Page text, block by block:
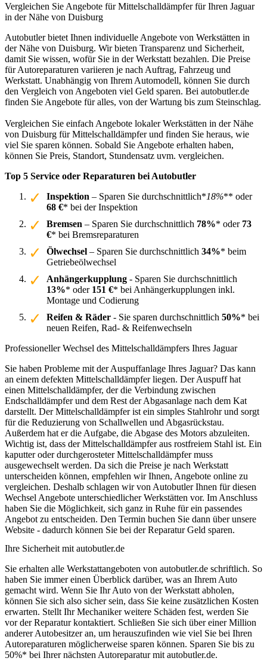
Vergleichen Sie Angebote für Mittelschalldämpfer für Ihren Jaguar
in der Nähe von Duisburg
Autobutler bietet Ihnen individuelle Angebote von Werkstätten in
der Nähe von Duisburg. Wir bieten Transparenz und Sicherheit,
damit Sie wissen, wofür Sie in der Werkstatt bezahlen. Die Preise
für Autoreparaturen variieren je nach Auftrag, Fahrzeug und
Werkstatt. Unabhängig von Ihrem Automodell, können Sie durch
den Vergleich von Angeboten viel Geld sparen. Bei autobutler.de
finden Sie Angebote für alles, von der Wartung bis zum Steinschlag.
Vergleichen Sie einfach Angebote lokaler Werkstätten in der Nähe
von Duisburg für Mittelschalldämpfer und finden Sie heraus, wie
viel Sie sparen können. Sobald Sie Angebote erhalten haben,
können Sie Preis, Standort, Stundensatz uvm. vergleichen.
Top 5 Service oder Reparaturen bei Autobutler
Inspektion – Sparen Sie durchschnittlich*18%** oder
68 €* bei der Inspektion
Bremsen – Sparen Sie durchschnittlich 78%* oder 73
€* bei Bremsreparaturen
Ölwechsel – Sparen Sie durchschnittlich 34%* beim
Getriebeölwechsel
Anhängerkupplung - Sparen Sie durchschnittlich
13%* oder 151 €* bei Anhängerkupplungen inkl.
Montage und Codierung
Reifen & Räder - Sie sparen durchschnittlich 50%* bei
neuen Reifen, Rad- & Reifenwechseln
Professioneller Wechsel des Mittelschalldämpfers Ihres Jaguar
Sie haben Probleme mit der Auspuffanlage Ihres Jaguar? Das kann
an einem defekten Mittelschalldämpfer liegen. Der Auspuff hat
einen Mittelschalldämpfer, der die Verbindung zwischen
Endschalldämpfer und dem Rest der Abgasanlage nach dem Kat
darstellt. Der Mittelschalldämpfer ist ein simples Stahlrohr und sorgt
für die Reduzierung von Schallwellen und Abgasrückstau.
Außerdem hat er die Aufgabe, die Abgase des Motors abzuleiten.
Wichtig ist, dass der Mittelschalldämpfer aus rostfreiem Stahl ist. Ein
kaputter oder durchgerosteter Mittelschalldämpfer muss
ausgewechselt werden. Da sich die Preise je nach Werkstatt
unterscheiden können, empfehlen wir Ihnen, Angebote online zu
vergleichen. Deshalb schlagen wir von Autobutler Ihnen für diesen
Wechsel Angebote unterschiedlicher Werkstätten vor. Im Anschluss
haben Sie die Möglichkeit, sich ganz in Ruhe für ein passendes
Angebot zu entscheiden. Den Termin buchen Sie dann über unsere
Website - dadurch können Sie bei der Reparatur Geld sparen.
Ihre Sicherheit mit autobutler.de
Sie erhalten alle Werkstattangeboten von autobutler.de schriftlich. So
haben Sie immer einen Überblick darüber, was an Ihrem Auto
gemacht wird. Wenn Sie Ihr Auto von der Werkstatt abholen,
können Sie sich also sicher sein, dass Sie keine zusätzlichen Kosten
erwarten. Stellt Ihr Mechaniker weitere Schäden fest, werden Sie
vor der Reparatur kontaktiert. Schließen Sie sich über einer Million
anderer Autobesitzer an, um herauszufinden wie viel Sie bei Ihren
Autoreparaturen möglicherweise sparen können. Sparen Sie bis zu
50%* bei Ihrer nächsten Autoreparatur mit autobutler.de.